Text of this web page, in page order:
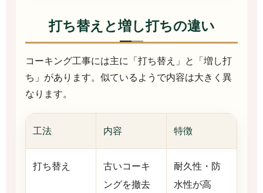
打ち替えと増し打ちの違い
コーキング工事には主に「打ち替え」と「増し打
ち」があります。似ているようで内容は大きく異
なります。
工法 内容 特徴
打ち替え
古いコーキ
ングを撤去
耐久性・防
水性が高